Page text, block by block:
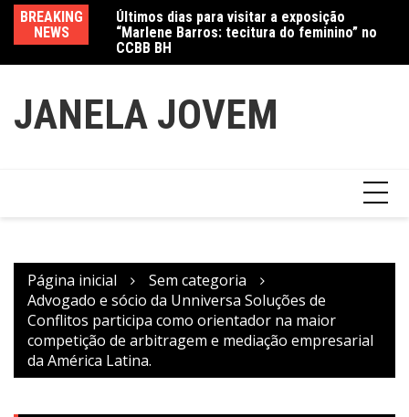
conteúdo
BREAKING
NEWS
marcam
Últimos dias para visitar a exposição
“Marlene Barros: tecitura do feminino” no
CCBB BH
JANELA JOVEM
Página inicial
Sem categoria
Advogado e sócio da Unniversa Soluções de
Conflitos participa como orientador na maior
competição de arbitragem e mediação empresarial
da América Latina.